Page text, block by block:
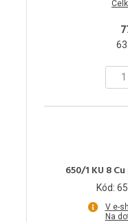
650/1 KU 8
Kód:
V e-
Na